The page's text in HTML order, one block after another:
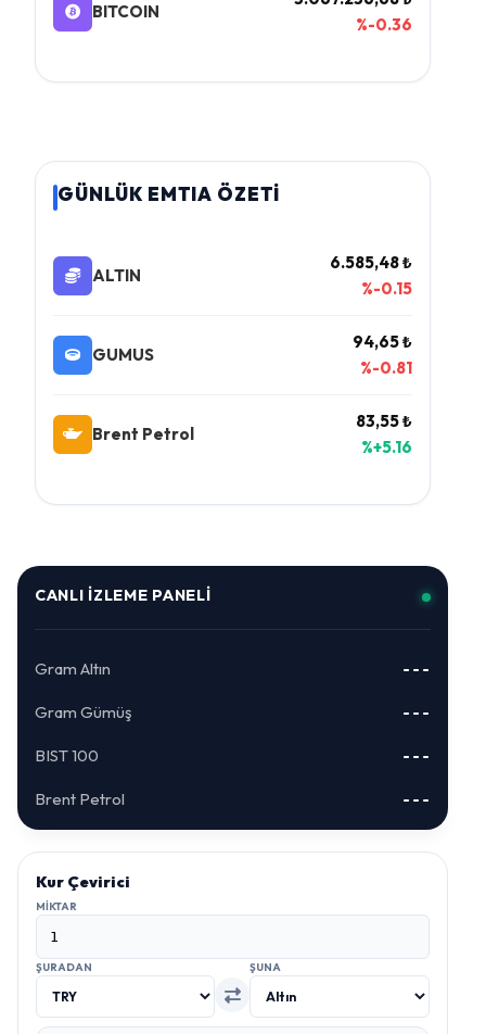
BITCOIN
%-0.36
GÜNLÜK EMTIA ÖZETİ
ALTIN
6.585,48 ₺
%-0.15
GUMUS
94,65 ₺
%-0.81
Brent Petrol
83,55 ₺
%+5.16
CANLI İZLEME PANELI
Gram Altın ---
Gram Gümüş ---
BIST 100 ---
Brent Petrol ---
Kur Çevirici
MIKTAR
ŞURADAN ŞUNA